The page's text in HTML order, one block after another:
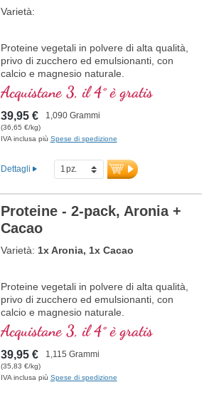
Varietà:
Proteine vegetali in polvere di alta qualità,
privo di zucchero ed emulsionanti, con
calcio e magnesio naturale.
Acquistane 3, il 4° è gratis
39,95 € 1,090 Grammi
(36,65 €/kg)
IVA inclusa più Spese di spedizione
Dettagli
Proteine - 2‑pack, Aronia +
Cacao
Varietà: 1x Aronia, 1x Cacao
Proteine vegetali in polvere di alta qualità,
privo di zucchero ed emulsionanti, con
calcio e magnesio naturale.
Acquistane 3, il 4° è gratis
39,95 € 1,115 Grammi
(35,83 €/kg)
IVA inclusa più Spese di spedizione